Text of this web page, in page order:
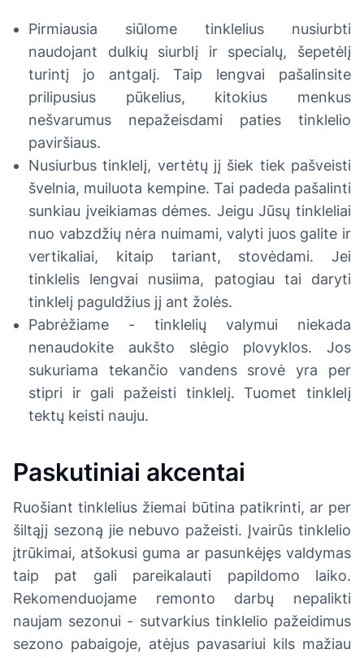
Pirmiausia siūlome tinklelius nusiurbti
naudojant dulkių siurblį ir specialų, šepetėlį
turintį jo antgalį. Taip lengvai pašalinsite
prilipusius pūkelius, kitokius menkus
nešvarumus nepažeisdami paties tinklelio
paviršiaus.
Nusiurbus tinklelį, vertėtų jį šiek tiek pašveisti
švelnia, muiluota kempine. Tai padeda pašalinti
sunkiau įveikiamas dėmes. Jeigu Jūsų tinkleliai
nuo vabzdžių nėra nuimami, valyti juos galite ir
vertikaliai, kitaip tariant, stovėdami. Jei
tinklelis lengvai nusiima, patogiau tai daryti
tinklelį paguldžius jį ant žolės.
Pabrėžiame - tinklelių valymui niekada
nenaudokite aukšto slėgio plovyklos. Jos
sukuriama tekančio vandens srovė yra per
stipri ir gali pažeisti tinklelį. Tuomet tinklelį
tektų keisti nauju.
Paskutiniai akcentai
Ruošiant tinklelius žiemai būtina patikrinti, ar per
šiltąjį sezoną jie nebuvo pažeisti. Įvairūs tinklelio
įtrūkimai, atšokusi guma ar pasunkėjęs valdymas
taip pat gali pareikalauti papildomo laiko.
Rekomenduojame remonto darbų nepalikti
naujam sezonui - sutvarkius tinklelio pažeidimus
sezono pabaigoje, atėjus pavasariui kils mažiau